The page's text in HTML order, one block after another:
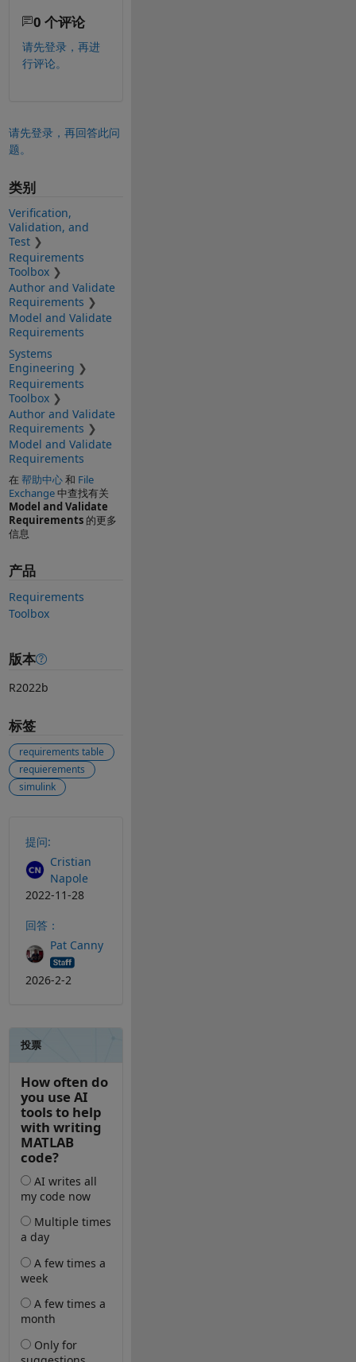
0 个评论
请先登录，再进
行评论。
请先登录，再回答此问
题。
类别
Verification,
Validation, and
Test
Requirements
Toolbox
Author and Validate
Requirements
Model and Validate
Requirements
Systems
Engineering
Requirements
Toolbox
Author and Validate
Requirements
Model and Validate
Requirements
在 帮助中心和 File
Exchange中查找有关
Model and Validate
Requirements的更多
信息
产品
Requirements
Toolbox
版本
R2022b
标签
requirements table
requierements
simulink
提问:
Cristian
Napole
2022-11-28
回答：
Pat Canny
2026-2-2